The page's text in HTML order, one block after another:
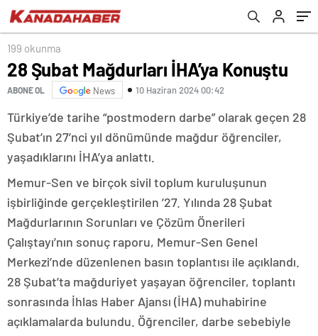
199 okunma
28 Şubat Mağdurları İHA’ya Konuştu
ABONE OL News 10 Haziran 2024 00:42
Türkiye’de tarihe “postmodern darbe” olarak geçen 28
Şubat’ın 27’nci yıl dönümünde mağdur öğrenciler,
yaşadıklarını İHA’ya anlattı.
Memur-Sen ve birçok sivil toplum kuruluşunun
işbirliğinde gerçekleştirilen ’27. Yılında 28 Şubat
Mağdurlarının Sorunları ve Çözüm Önerileri
Çalıştayı’nın sonuç raporu, Memur-Sen Genel
Merkezi’nde düzenlenen basın toplantısı ile açıklandı.
28 Şubat’ta mağduriyet yaşayan öğrenciler, toplantı
sonrasında İhlas Haber Ajansı (İHA) muhabirine
açıklamalarda bulundu. Öğrenciler, darbe sebebiyle